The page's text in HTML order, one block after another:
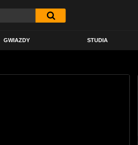
GWIAZDY STUDIA